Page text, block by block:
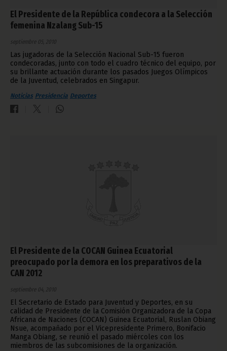
El Presidente de la República condecora a la Selección
femenina Nzalang Sub-15
septiembre 05, 2010
Las jugadoras de la Selección Nacional Sub-15 fueron
condecoradas, junto con todo el cuadro técnico del equipo, por
su brillante actuación durante los pasados Juegos Olímpicos
de la Juventud, celebrados en Singapur.
Noticias Presidencia Deportes
El Presidente de la COCAN Guinea Ecuatorial
preocupado por la demora en los preparativos de la
CAN 2012
septiembre 04, 2010
El Secretario de Estado para Juventud y Deportes, en su
calidad de Presidente de la Comisión Organizadora de la Copa
Africana de Naciones (COCAN) Guinea Ecuatorial, Ruslan Obiang
Nsue, acompañado por el Vicepresidente Primero, Bonifacio
Manga Obiang, se reunió el pasado miércoles con los
miembros de las subcomisiones de la organización.